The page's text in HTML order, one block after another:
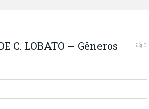
C. LOBATO – Gêneros
0